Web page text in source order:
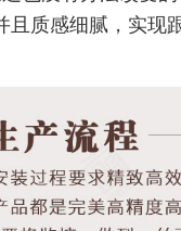
质感细腻，实现